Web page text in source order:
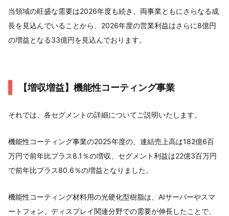
当領域の旺盛な需要は2026年度も続き、両事業ともにさらなる成
長を見込んでいることから、2026年度の営業利益はさらに8億円
の増益となる33億円を見込んでおります。
【増収増益】機能性コーティング事業
それでは、各セグメントの詳細についてご説明いたします。
機能性コーティング事業の2025年度の、連結売上高は182億6百
万円で前年比プラス8.1％の増収、セグメント利益は22億3百万円
で前年比プラス80.6％の増益となりました。
機能性コーティング材料用の光硬化型樹脂は、AIサーバーやスマ
ートフォン、ディスプレイ関連分野での需要が伸長したことで、